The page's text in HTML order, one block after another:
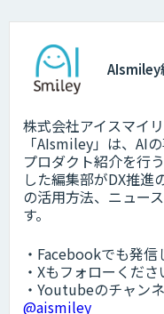
AIsmiley
株式会社アイスマイ
「AIsmiley」は、AI
プロダクト紹介を行
した編集部がDX推進
の活用方法、ニュー
す。
・Facebookでも発信
・Xもフォローくださ
・Youtubeのチャン
@aismiley